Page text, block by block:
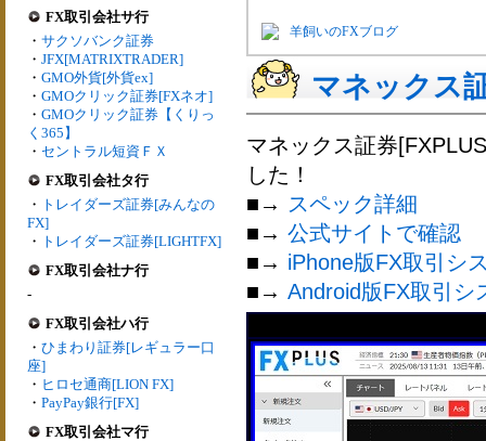
FX取引会社サ行
・ サクソバンク証券
・ JFX[MATRIXTRADER]
・ GMO外貨[外貨ex]
・ GMOクリック証券[FXネオ]
・ GMOクリック証券【くりっ
く365】
・ セントラル短資ＦＸ
FX取引会社タ行
・ トレイダーズ証券[みんなの
FX]
・ トレイダーズ証券[LIGHTFX]
FX取引会社ナ行
-
FX取引会社ハ行
・ ひまわり証券[レギュラー口
座]
・ ヒロセ通商[LION FX]
・ PayPay銀行[FX]
FX取引会社マ行
羊飼いのFXブログ
マネックス
マネックス証券
した！
■→ スペック詳細
■→ 公式サイトで確認
■→ iPhone版FX取引シ
■→ Android版FX取引シ